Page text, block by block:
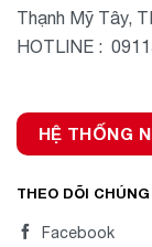
Thạnh Mỹ Tây,
HOTLINE :
HỆ THỐNG
THEO DÕI
Facebook